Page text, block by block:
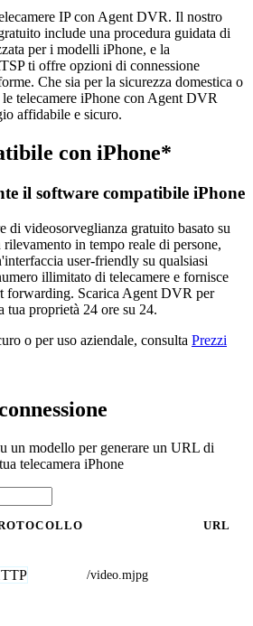
IP con Agent DVR. Il nostro
include una procedura guidata di
per i modelli iPhone, e la
ti offre opzioni di connessione
Che sia per la sicurezza domestica o
telecamere iPhone con Agent DVR
affidabile e sicuro.
con iPhone*
il software compatibile iPhone
videosorveglianza gratuito basato su
in tempo reale di persone,
user-friendly su qualsiasi
illimitato di telecamere e fornisce
forwarding. Scarica Agent DVR per
tua proprietà 24 ore su 24.
o per uso aziendale, consulta Prezzi
un modello per generare un URL di
telecamera iPhone
URL
/video.mjpg